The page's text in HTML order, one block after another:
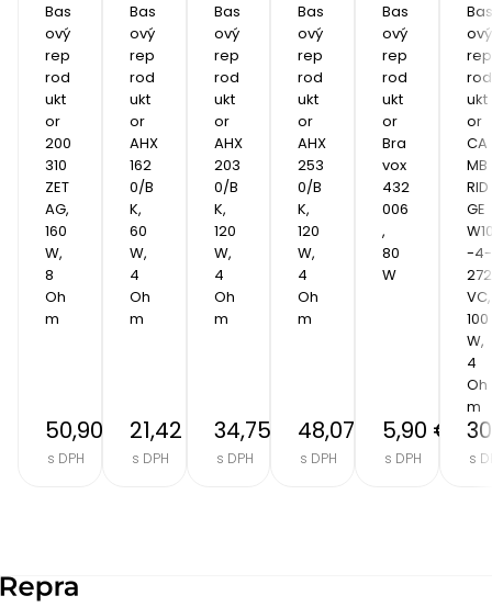
Bas
ový
rep
rod
ukt
or
200
310
ZET
AG,
160
W,
8
Oh
m
50,90 €
s DPH
Bas
ový
rep
rod
ukt
or
AHX
162
0/B
K,
60
W,
4
Oh
m
21,42 €
s DPH
Bas
ový
rep
rod
ukt
or
AHX
203
0/B
K,
120
W,
4
Oh
m
34,75 €
s DPH
Bas
ový
rep
rod
ukt
or
AHX
253
0/B
K,
120
W,
4
Oh
m
48,07 €
s DPH
Bas
ový
rep
rod
ukt
or
Bra
vox
432
006
,
80
W
5,90 €
s DPH
Bas
ový
rep
rod
ukt
or
CA
MB
RID
GE
-4-
272
VC,
100
W,
4
Oh
m
s